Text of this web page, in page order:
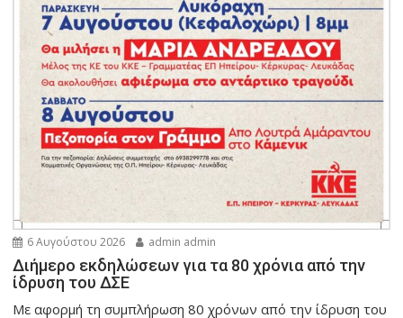
6 Αυγούστου 2026 admin admin
Διήμερο εκδηλώσεων για τα 80 χρόνια από την
ίδρυση του ΔΣΕ
Με αφορμή τη συμπλήρωση 80 χρόνων από την ίδρυση του